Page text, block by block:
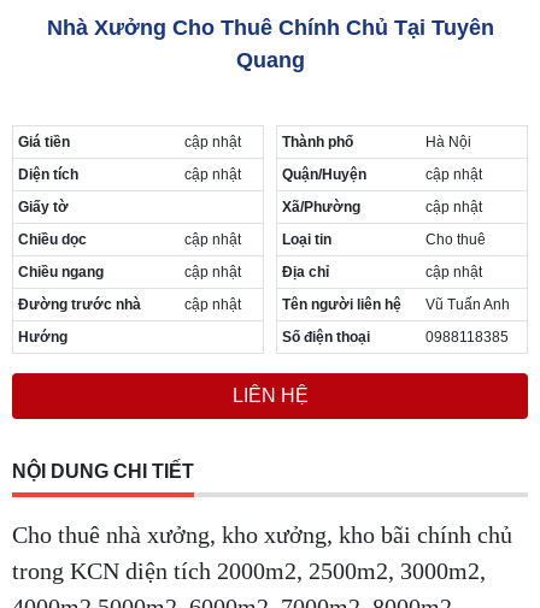
Nhà Xưởng Cho Thuê Chính Chủ Tại Tuyên
Quang
Giá tiền
cập nhật
Diện tích
cập nhật
Giấy tờ
Chiều dọc
cập nhật
Chiều ngang
cập nhật
Đường trước nhà
cập nhật
Hướng
Thành phố
Hà Nội
Quận/Huyện
cập nhật
Xã/Phường
cập nhật
Loại tin
Cho thuê
Địa chỉ
cập nhật
Tên người liên hệ
Vũ Tuấn Anh
Số điện thoại
0988118385
LIÊN HỆ
NỘI DUNG CHI TIẾT
Cho thuê nhà xưởng, kho xưởng, kho bãi chính chủ
trong KCN diện tích 2000m2, 2500m2, 3000m2,